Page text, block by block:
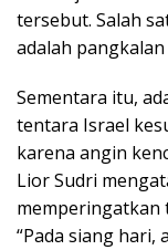
tersebut. Salah
adalah
Sementara itu,
tentara Israel
karena angin
Lior Sudri
memperingatkan
“Pada siang